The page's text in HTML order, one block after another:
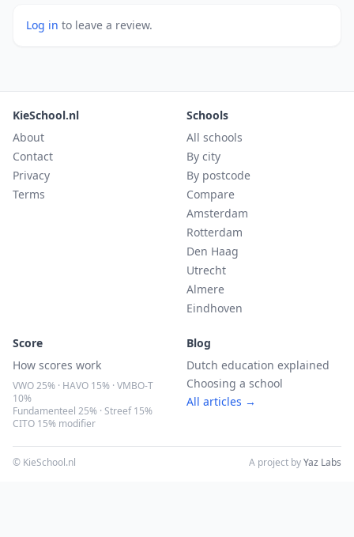
Log in to leave a review.
KieSchool.nl
About
Contact
Privacy
Terms
Schools
All schools
By city
By postcode
Compare
Amsterdam
Rotterdam
Den Haag
Utrecht
Almere
Eindhoven
Score
How scores work
VWO 25% · HAVO 15% · VMBO-T
10%
Fundamenteel 25% · Streef 15%
CITO 15% modifier
Blog
Dutch education explained
Choosing a school
All articles →
© KieSchool.nl A project byYaz Labs